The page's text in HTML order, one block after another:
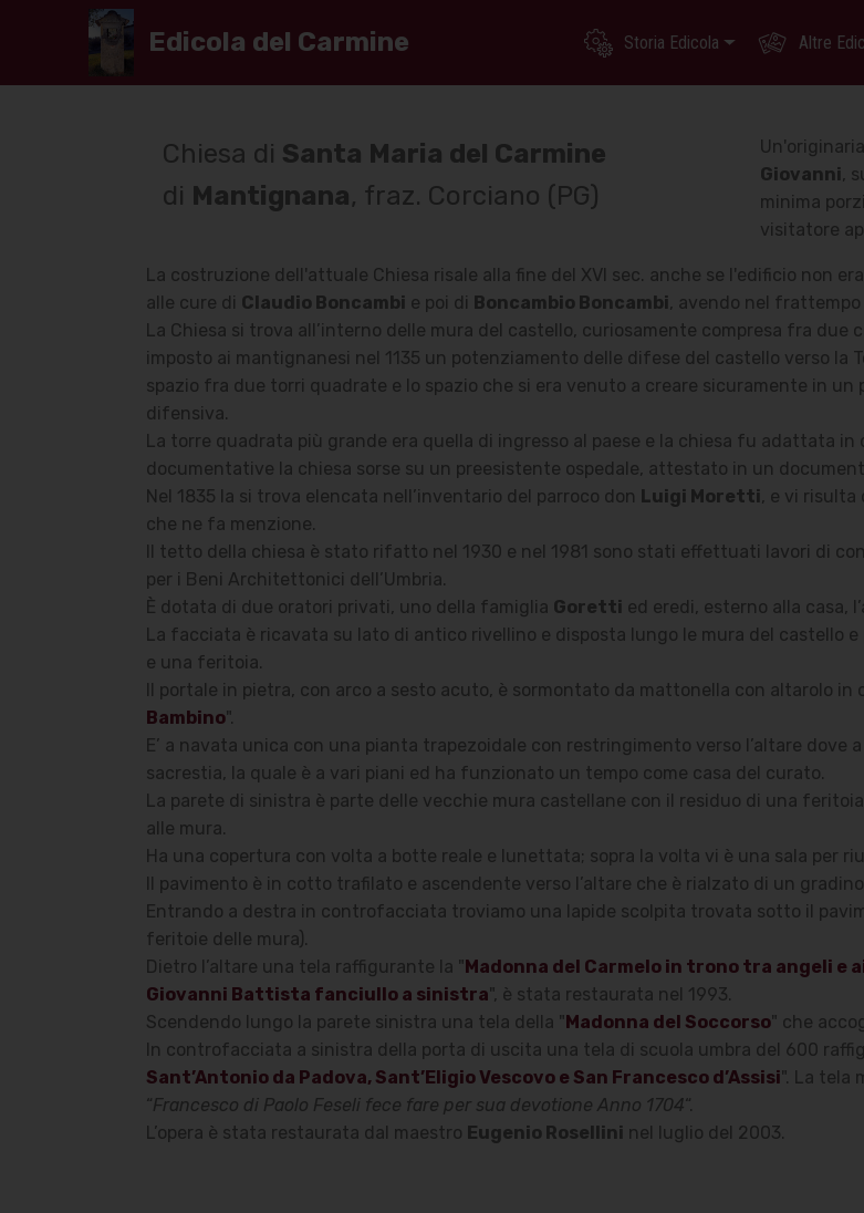
Chiesa di Santa Maria del Carmine
di Mantignana, fraz. Corciano (PG)
Giovanni,
minima
visitatore
La costruzione dell'attuale Chiesa risale alla fine del XVI sec. anche se l'edificio non
alle cure di Claudio Boncambi e poi di Boncambio Boncambi, avendo nel
La Chiesa si trova all’interno delle mura del castello, curiosamente compresa fra due
imposto ai mantignanesi nel 1135 un potenziamento delle difese del castello verso
spazio fra due torri quadrate e lo spazio che si era venuto a creare sicuramente in
difensiva.
La torre quadrata più grande era quella di ingresso al paese e la chiesa fu adattata
documentative la chiesa sorse su un preesistente ospedale, attestato in un
Nel 1835 la si trova elencata nell’inventario del parroco don Luigi Moretti, e vi risulta
che ne fa menzione.
Il tetto della chiesa è stato rifatto nel 1930 e nel 1981 sono stati effettuati lavori di
per i Beni Architettonici dell’Umbria.
È dotata di due oratori privati, uno della famiglia Goretti ed eredi, esterno alla casa,
La facciata è ricavata su lato di antico rivellino e disposta lungo le mura del castello
e una feritoia.
Il portale in pietra, con arco a sesto acuto, è sormontato da mattonella con altarolo in
Bambino".
E’ a navata unica con una pianta trapezoidale con restringimento verso l’altare dove
sacrestia, la quale è a vari piani ed ha funzionato un tempo come casa del curato.
La parete di sinistra è parte delle vecchie mura castellane con il residuo di una
alle mura.
Ha una copertura con volta a botte reale e lunettata; sopra la volta vi è una sala per
Il pavimento è in cotto trafilato e ascendente verso l’altare che è rialzato di un
Entrando a destra in controfacciata troviamo una lapide scolpita trovata sotto il
feritoie delle mura).
Dietro l’altare una tela raffigurante la "Madonna del Carmelo in trono tra angeli e
Giovanni Battista fanciullo a sinistra", è stata restaurata nel 1993.
Scendendo lungo la parete sinistra una tela della "Madonna del Soccorso" che
In controfacciata a sinistra della porta di uscita una tela di scuola umbra del 600
Sant’Antonio da Padova, Sant’Eligio Vescovo e San Francesco d’Assisi". La tela
“Francesco di Paolo Feseli fece fare per sua devotione Anno 1704“.
L’opera è stata restaurata dal maestro Eugenio Rosellini nel luglio del 2003.
Edicola del Carmine Storia Edicola Altre